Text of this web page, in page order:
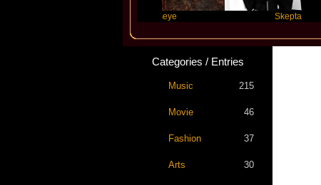
Categories / Entries
Music 215
Movie 46
Fashion 37
Arts 30